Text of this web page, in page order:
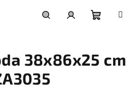
košík
38x86x25 cm